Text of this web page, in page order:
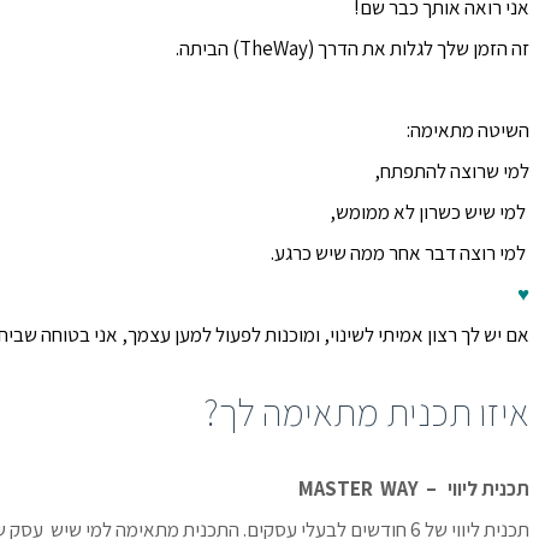
אני רואה אותך כבר שם!
זה הזמן שלך לגלות את הדרך (TheWay) הביתה.
השיטה מתאימה:
למי שרוצה להתפתח,
למי שיש כשרון לא ממומש,
למי רוצה דבר אחר ממה שיש כרגע.
♥
אם יש לך רצון אמיתי לשינוי, ומוכנות לפעול למען עצמך, אני בטוחה
איזו תכנית מתאימה לך?
תכנית ליווי – MASTER WAY
תכנית ליווי של 6 חודשים לבעלי עסקים. התכנית מתאימה למי שיש עסק שעובד טוב